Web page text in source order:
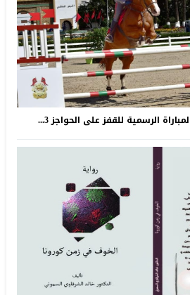
الرسمية للقفز على الحواجز 3...